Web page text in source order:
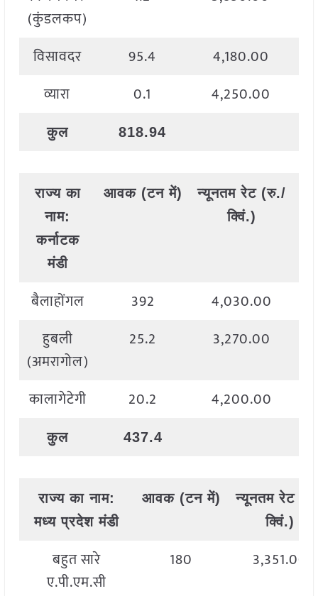
(कुंडलकप)
विसावदर 95.4
4,180.00
व्यारा
0.1 4,250.00
कुल 818.94
राज्य का
नाम:
कर्नाटक
मंडी
आवक (टन में) न्यूनतम रेट (रु./
क्विं.)
बैलाहोंगल 392
4,030.00
हुबली
(अमरागोल)
25.2 3,270.00
कालागेटेगी 20.2 4,200.00
कुल 437.4
राज्य का नाम:
मध्य प्रदेश मंडी
आवक (टन में) न्यूनतम रेट
क्विं.)
बहुत सारे
ए.पी.एम.सी
180 3,351.00